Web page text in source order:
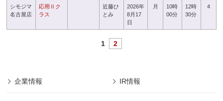
シモジマ
名古屋店
応用Ⅱク
ラス
近藤ひ
とみ
2026年
8月17
日
月
10時
00分
12時
30分
4
1 2
企業情報 IR情報